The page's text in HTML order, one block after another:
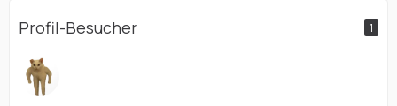
Profil-Besucher 1